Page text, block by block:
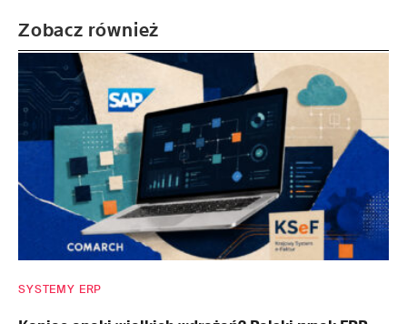
Zobacz również
SYSTEMY ERP